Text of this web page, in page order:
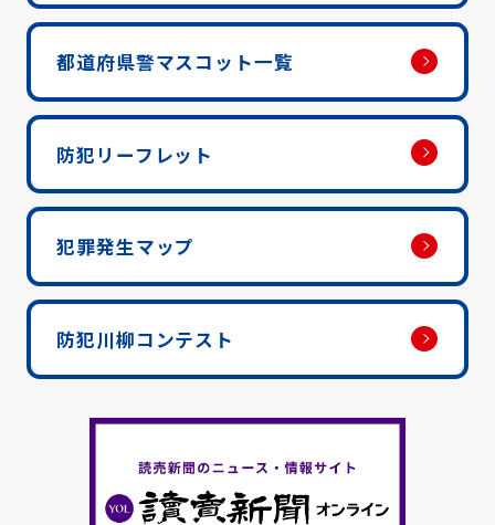
都道府県警マスコット一覧
防犯リーフレット
犯罪発生マップ
防犯川柳コンテスト